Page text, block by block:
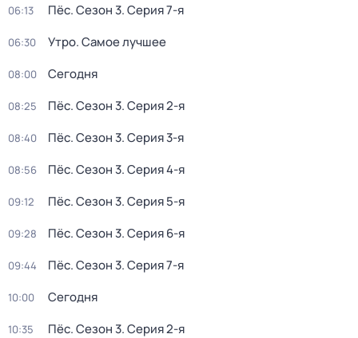
06:13 Пёс. Сезон 3. Серия 7-я
06:30 Утро. Самое лучшее
08:00 Сегодня
08:25 Пёс. Сезон 3. Серия 2-я
08:40 Пёс. Сезон 3. Серия 3-я
08:56 Пёс. Сезон 3. Серия 4-я
09:12 Пёс. Сезон 3. Серия 5-я
09:28 Пёс. Сезон 3. Серия 6-я
09:44 Пёс. Сезон 3. Серия 7-я
10:00 Сегодня
10:35 Пёс. Сезон 3. Серия 2-я